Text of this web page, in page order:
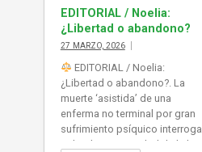
personas con capacidad de
decisión muy limitada por su
propia patología (psíquica,
física). Mientras tanto, la
atención […]
EDITORIAL / Noelia:
¿Libertad o abandono?
27 MARZO, 2026
EDITORIAL / Noelia:
¿Libertad o abandono?. La
muerte ‘asistida’ de una
enferma no terminal por gran
sufrimiento psíquico interroga
sobre la oportunidad de la ley